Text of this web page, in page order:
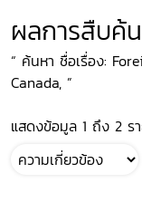
ผลการสืบค้
“ ค้นหา ชื่อเรื่อง:
Canada, ”
แสดงข้อมูล 1 ถึง 2 ร